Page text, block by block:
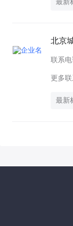
最新
北京
联系电
更多联
最新